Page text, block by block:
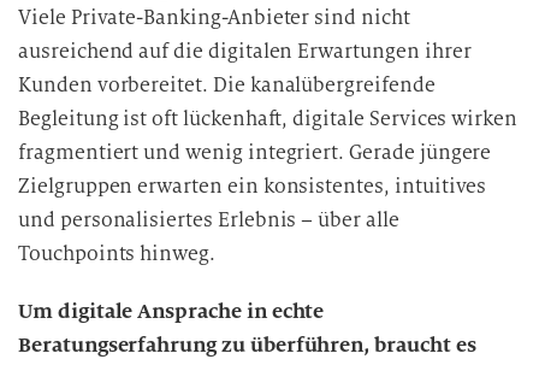
Viele Private-Banking-Anbieter sind nicht
ausreichend auf die digitalen Erwartungen ihrer
Kunden vorbereitet. Die kanalübergreifende
Begleitung ist oft lückenhaft, digitale Services wirken
fragmentiert und wenig integriert. Gerade jüngere
Zielgruppen erwarten ein konsistentes, intuitives
und personalisiertes Erlebnis – über alle
Touchpoints hinweg.
Um digitale Ansprache in echte
Beratungserfahrung zu überführen, braucht es